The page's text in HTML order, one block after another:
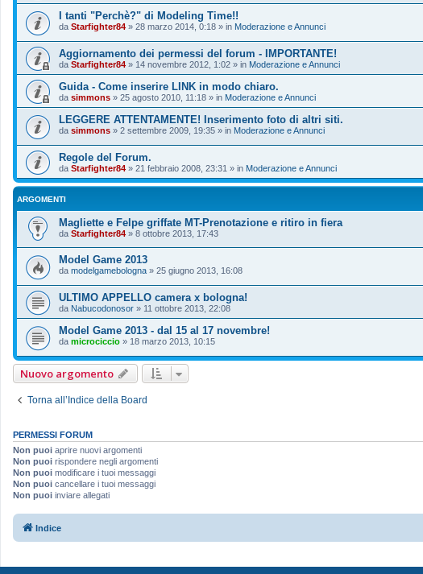
I tanti "Perchè?" di Modeling Time!!
da Starfighter84 » 28 marzo 2014, 0:18 » in Moderazione e Annunci
Aggiornamento dei permessi del forum - IMPORTANTE!
da Starfighter84 » 14 novembre 2012, 1:02 » in Moderazione e Annunci
Guida - Come inserire LINK in modo chiaro.
da simmons » 25 agosto 2010, 11:18 » in Moderazione e Annunci
LEGGERE ATTENTAMENTE! Inserimento foto di altri siti.
da simmons » 2 settembre 2009, 19:35 » in Moderazione e Annunci
Regole del Forum.
da Starfighter84 » 21 febbraio 2008, 23:31 » in Moderazione e Annunci
ARGOMENTI
Magliette e Felpe griffate MT-Prenotazione e ritiro in fiera
da Starfighter84 » 8 ottobre 2013, 17:43
Model Game 2013
da modelgamebologna » 25 giugno 2013, 16:08
ULTIMO APPELLO camera x bologna!
da Nabucodonosor » 11 ottobre 2013, 22:08
Model Game 2013 - dal 15 al 17 novembre!
da microciccio » 18 marzo 2013, 10:15
Nuovo argomento
Torna all’Indice della Board
PERMESSI FORUM
Non puoi aprire nuovi argomenti
Non puoi rispondere negli argomenti
Non puoi modificare i tuoi messaggi
Non puoi cancellare i tuoi messaggi
Non puoi inviare allegati
Indice